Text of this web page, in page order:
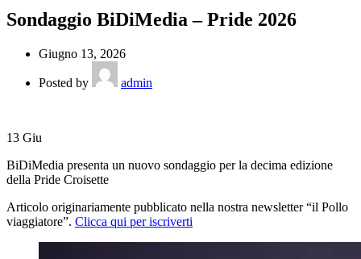
Sondaggio BiDiMedia – Pride 2026
Giugno 13, 2026
Posted by admin
13 Giu
BiDiMedia presenta un nuovo sondaggio per la decima edizione
della Pride Croisette
Articolo originariamente pubblicato nella nostra newsletter “il Pollo
viaggiatore”. Clicca qui per iscriverti